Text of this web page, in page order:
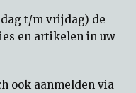
t/m vrijdag) de
en artikelen in uw
ook aanmelden via